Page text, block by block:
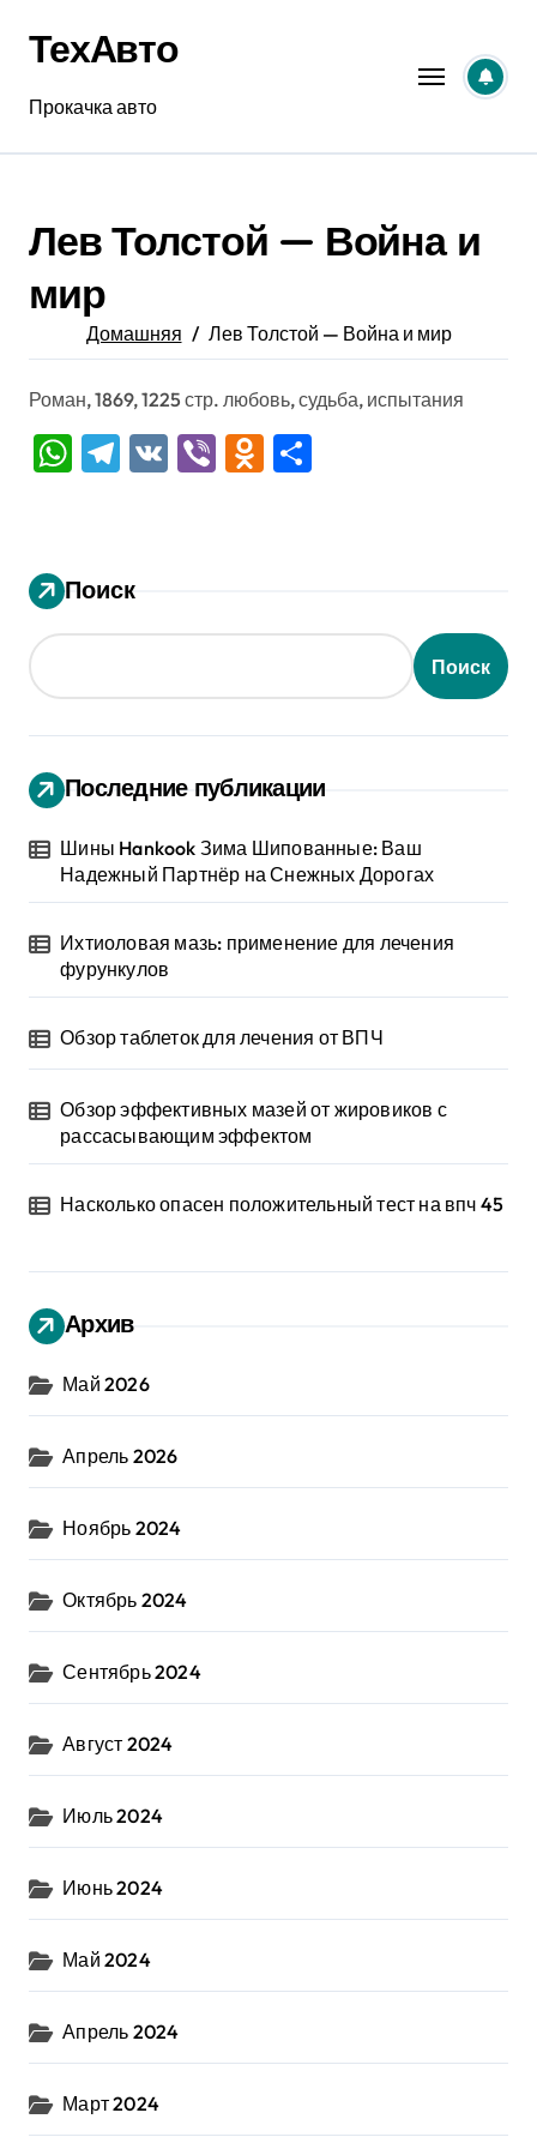
содержанию
ТехАвто
Прокачка авто
Лев Толстой — Война и
мир
Домашняя Лев Толстой — Война и мир
Роман, 1869, 1225 стр. любовь, судьба, испытания
WhatsApp
Telegram
VK ViberOdnoklassniki
Поиск
Поиск
Последние публикации
Шины Hankook Зима Шипованные: Ваш
Надежный Партнёр на Снежных Дорогах
Ихтиоловая мазь: применение для лечения
фурункулов
Обзор таблеток для лечения от ВПЧ
Обзор эффективных мазей от жировиков с
рассасывающим эффектом
Насколько опасен положительный тест на впч 45
Архив
Май 2026
Апрель 2026
Ноябрь 2024
Октябрь 2024
Сентябрь 2024
Август 2024
Июль 2024
Июнь 2024
Май 2024
Апрель 2024
Март 2024